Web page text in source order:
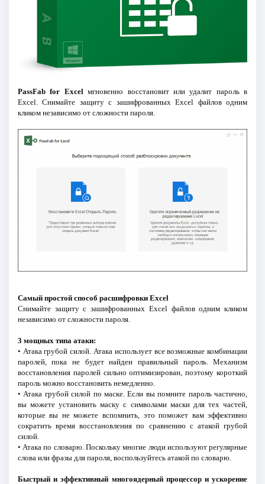
PassFab for Excel мгновенно восстановит или удалит пароль в
Excel. Снимайте защиту с зашифрованных Excel файлов одним
кликом независимо от сложности пароля.
Самый простой способ расшифровки Excel
Снимайте защиту с зашифрованных Excel файлов одним кликом
независимо от сложности пароля.
3 мощных типа атаки:
• Атака грубой силой. Атака использует все возможные комбинации
паролей, пока не будет найден правильный пароль. Механизм
восстановления паролей сильно оптимизирован, поэтому короткий
пароль можно восстановить немедленно.
• Атака грубой силой по маске. Если вы помните пароль частично,
вы можете установить маску с символами маски для тех частей,
которые вы не можете вспомнить, это поможет вам эффективно
сократить время восстановления по сравнению с атакой грубой
силой.
• Атака по словарю. Поскольку многие люди используют регулярные
слова или фразы для пароля, воспользуйтесь атакой по словарю.
Быстрый и эффективный многоядерный процессор и ускорение